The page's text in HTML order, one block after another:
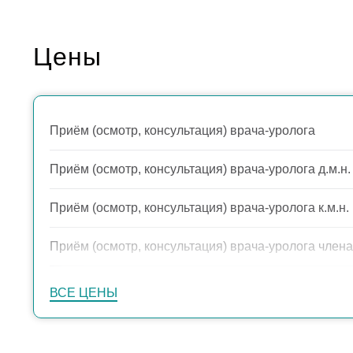
Цены
ВСЕ ЦЕНЫ
Приём (осмотр, консультация) врача-уролога
Приём (осмотр, консультация) врача-уролога д.м.н.
Приём (осмотр, консультация) врача-уролога к.м.н.
Приём (осмотр, консультация) врача-уролога
Пальцевое ректальное исследование